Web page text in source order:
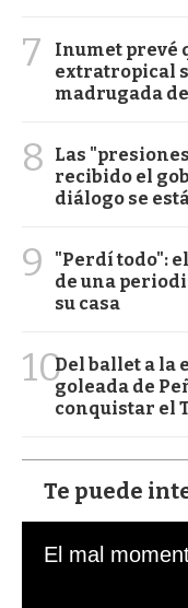
7
Inumet prevé
extratropical
madrugada
8
Las
recibido el
diálogo se
9
"Perdí todo":
de una
su casa
10Del ballet a la
goleada de
conquistar el
Te puede